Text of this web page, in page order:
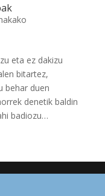
eta ez dakizu
bitartez,
behar duen
denetik baldin
badiozu…